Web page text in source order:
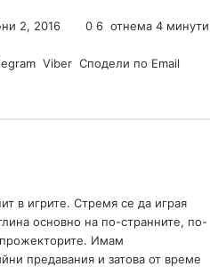
2, 2016 0 6 отнема 4 минути
Viber Сподели по Email
в игрите. Стремя се да играя
основно на по-странните, по-
прожекторите. Имам
предавания и затова от време